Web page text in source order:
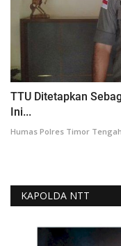
TTU Ditetapkan
Ini...
Humas Polres Timor
KAPOLDA NTT